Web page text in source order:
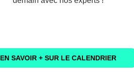
EN SAVOIR + SUR LE CALENDRIER